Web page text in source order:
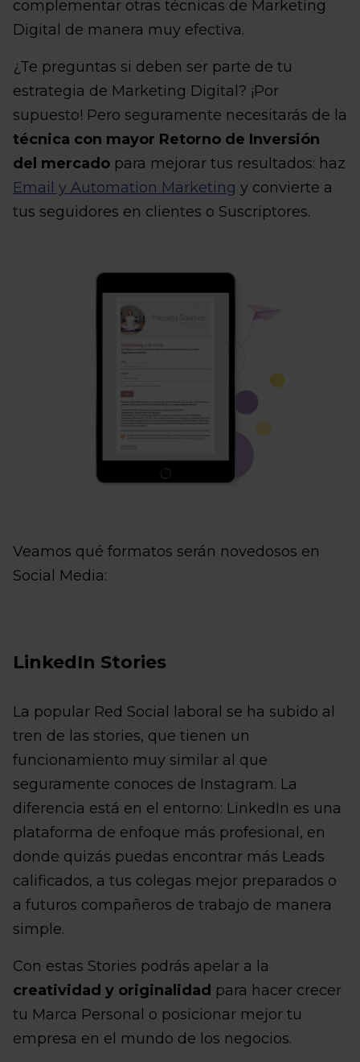
complementar otras técnicas de Marketing
Digital de manera muy efectiva.
¿Te preguntas si deben ser parte de tu
estrategia de Marketing Digital? ¡Por
supuesto! Pero seguramente necesitarás de la
técnica con mayor Retorno de Inversión
del mercado para mejorar tus resultados: haz
Email y Automation Marketing y convierte a
tus seguidores en clientes o Suscriptores.
Veamos qué formatos serán novedosos en
Social Media:
LinkedIn Stories
La popular Red Social laboral se ha subido al
tren de las stories, que tienen un
funcionamiento muy similar al que
seguramente conoces de Instagram. La
diferencia está en el entorno: LinkedIn es una
plataforma de enfoque más profesional, en
donde quizás puedas encontrar más Leads
calificados, a tus colegas mejor preparados o
a futuros compañeros de trabajo de manera
simple.
Con estas Stories podrás apelar a la
creatividad y originalidad para hacer crecer
tu Marca Personal o posicionar mejor tu
empresa en el mundo de los negocios.